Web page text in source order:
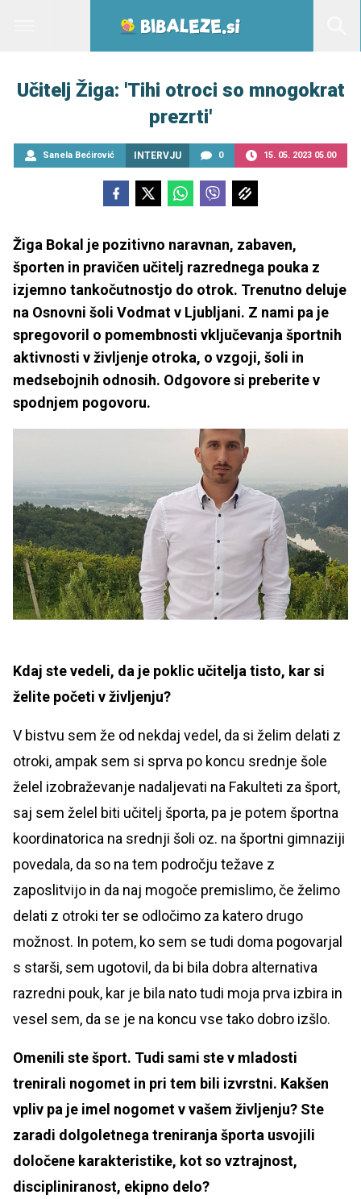
Učitelj Žiga: 'Tihi otroci so mnogokrat
prezrti'
Sanela Bećirović INTERVJU 0 15. 05. 2023 05.00
Žiga Bokal je pozitivno naravnan, zabaven,
športen in pravičen učitelj razrednega pouka z
izjemno tankočutnostjo do otrok. Trenutno deluje
na Osnovni šoli Vodmat v Ljubljani. Z nami pa je
spregovoril o pomembnosti vključevanja športnih
aktivnosti v življenje otroka, o vzgoji, šoli in
medsebojnih odnosih. Odgovore si preberite v
spodnjem pogovoru.
Kdaj ste vedeli, da je poklic učitelja tisto, kar si
želite početi v življenju?
V bistvu sem že od nekdaj vedel, da si želim delati z
otroki, ampak sem si sprva po koncu srednje šole
želel izobraževanje nadaljevati na Fakulteti za šport,
saj sem želel biti učitelj športa, pa je potem športna
koordinatorica na srednji šoli oz. na športni gimnaziji
povedala, da so na tem področju težave z
zaposlitvijo in da naj mogoče premislimo, če želimo
delati z otroki ter se odločimo za katero drugo
možnost. In potem, ko sem se tudi doma pogovarjal
s starši, sem ugotovil, da bi bila dobra alternativa
razredni pouk, kar je bila nato tudi moja prva izbira in
vesel sem, da se je na koncu vse tako dobro izšlo.
Omenili ste šport. Tudi sami ste v mladosti
trenirali nogomet in pri tem bili izvrstni. Kakšen
vpliv pa je imel nogomet v vašem življenju? Ste
zaradi dolgoletnega treniranja športa usvojili
določene karakteristike, kot so vztrajnost,
discipliniranost, ekipno delo?